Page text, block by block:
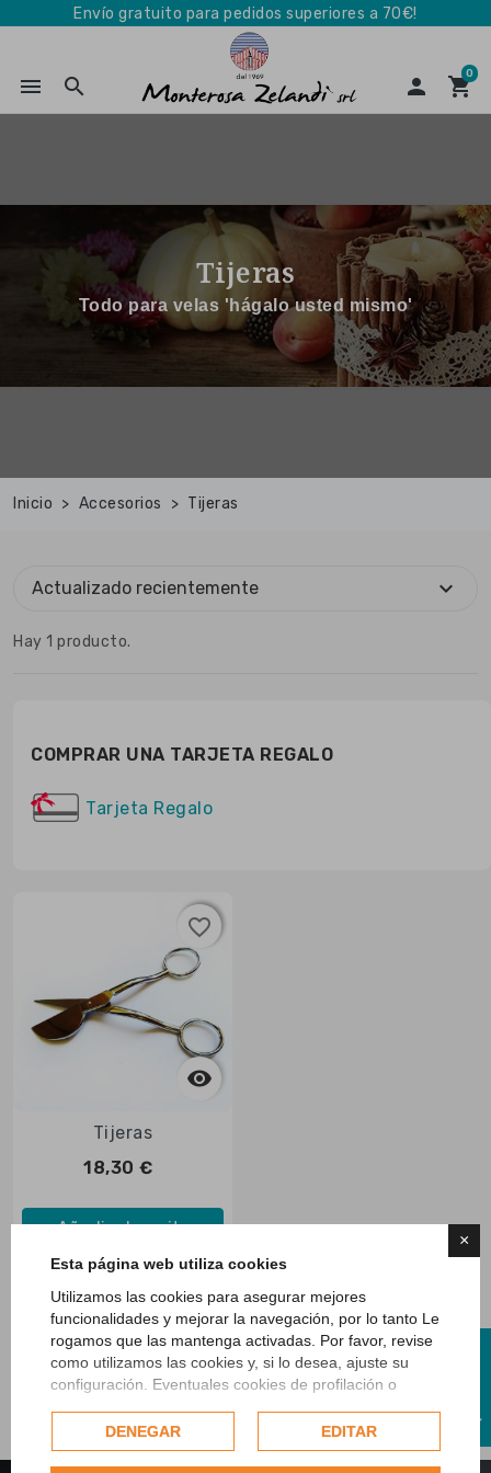
×
Esta página web utiliza cookies
Utilizamos las cookies para asegurar mejores
funcionalidades y mejorar la navegación, por lo tanto Le
rogamos que las mantenga activadas. Por favor, revise
como utilizamos las cookies y, si lo desea, ajuste su
configuración. Eventuales cookies de profilación o
consentimiento del usuario.
Consulte nuestra completa política de cookies.
DENEGAR EDITAR
Envío gratuito para pedidos superiores a 70€!
search
menu  shopping_cart
0
Tijeras
Todo para velas 'hágalo usted mismo'
Inicio Accesorios Tijeras
Hay 1 producto.
Actualizado recientemente expand_more
COMPRAR UNA TARJETA REGALO
Tarjeta Regalo

favorite_border
favorite_border
Vista rápida
Tijeras
18,30 €
Añadir al carrito
Mostrando 1-1 de 1 artículo(s)